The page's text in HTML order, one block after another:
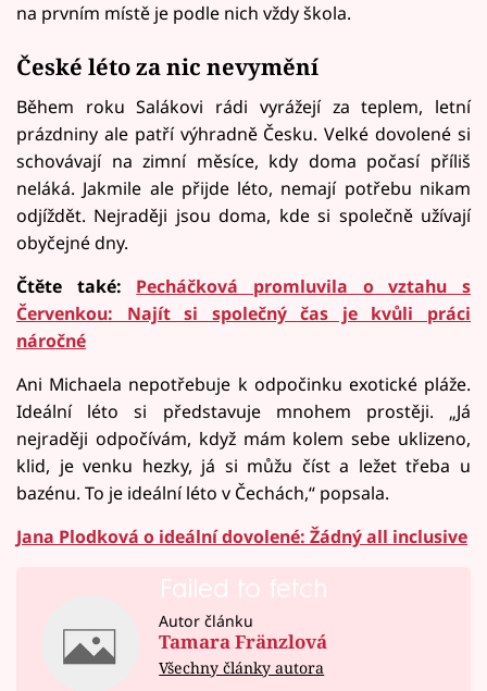
na prvním místě je podle nich vždy škola.
České léto za nic nevymění
Během roku Salákovi rádi vyrážejí za teplem, letní
prázdniny ale patří výhradně Česku. Velké dovolené si
schovávají na zimní měsíce, kdy doma počasí příliš
neláká. Jakmile ale přijde léto, nemají potřebu nikam
odjíždět. Nejraději jsou doma, kde si společně užívají
obyčejné dny.
Čtěte také: Pecháčková promluvila o vztahu s
Červenkou: Najít si společný čas je kvůli práci
náročné
Ani Michaela nepotřebuje k odpočinku exotické pláže.
Ideální léto si představuje mnohem prostěji. „Já
nejraději odpočívám, když mám kolem sebe uklizeno,
klid, je venku hezky, já si můžu číst a ležet třeba u
bazénu. To je ideální léto v Čechách,“ popsala.
Jana Plodková o ideální dovolené: Žádný all inclusive
Failed to fetch
Autor článku
Tamara Fränzlová
Všechny články autora